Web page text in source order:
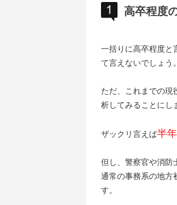
高卒程度
一括りに高卒程度と
て言えないでしょう。
ただ、これまでの現
析してみることにし
ザックリ言えば半
但し、警察官や消防
通常の事務系の地方
す。